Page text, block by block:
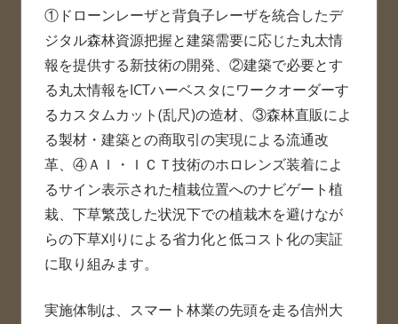
①ドローンレーザと背負子レーザを統合したデ
ジタル森林資源把握と建築需要に応じた丸太情
報を提供する新技術の開発、②建築で必要とす
る丸太情報をICTハーベスタにワークオーダーす
るカスタムカット(乱尺)の造材、③森林直販によ
る製材・建築との商取引の実現による流通改
革、④ＡＩ・ＩＣＴ技術のホロレンズ装着によ
るサイン表示された植栽位置へのナビゲート植
栽、下草繁茂した状況下での植栽木を避けなが
らの下草刈りによる省力化と低コスト化の実証
に取り組みます。
実施体制は、スマート林業の先頭を走る信州大